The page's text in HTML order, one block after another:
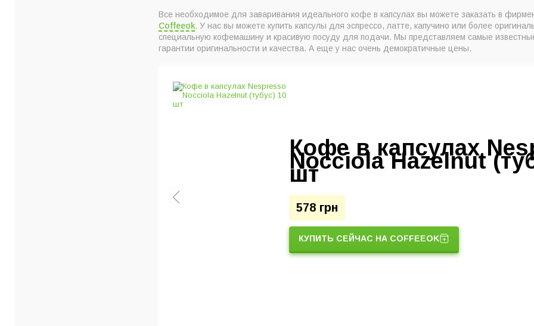
Все необходимое для заваривания идеального кофе в капсулах вы можете заказать в
Coffeeok. У нас вы можете купить капсулы для эспрессо, латте, капучино или более
специальную кофемашину и красивую посуду для подачи. Мы представляем самые
гарантии оригинальности и качества. А еще у нас очень демократичные цены.
Кофе в капсулах
Nocciola Hazelnut
шт
578 грн
КУПИТЬ СЕЙЧАС НА COFFEEOK